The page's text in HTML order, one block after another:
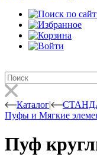
Каталог|
Пуфы и Мягкие
Пуф